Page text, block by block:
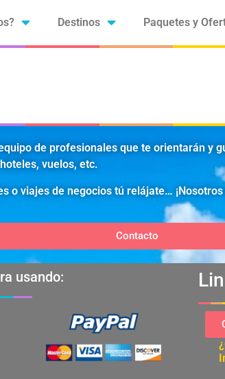
Destinos Paquetes y
de profesionales que te orientarán y
vuelos, etc.
o viajes de negocios tú relájate…
Contacto
usando: